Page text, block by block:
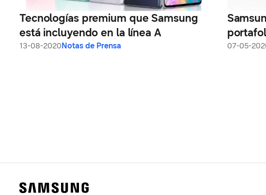
Tecnologías premium que Samsung
está incluyendo en la línea A
13-08-2020Notas de Prensa 07-05-